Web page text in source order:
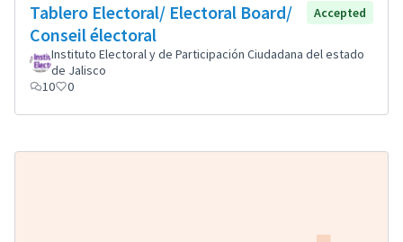
Tablero Electoral/ Electoral Board/
Conseil électoral
Accepted
Instituto Electoral y de Participación Ciudadana del estado
de Jalisco
10
0